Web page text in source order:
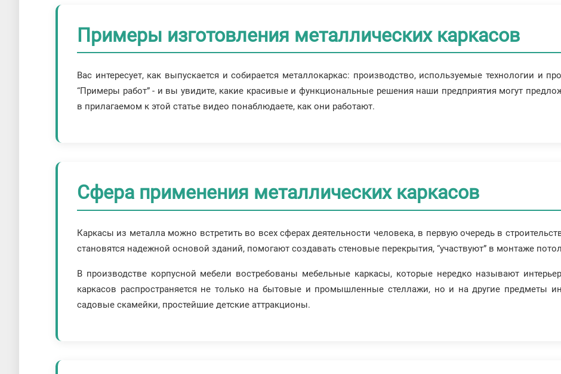
Примеры изготовления металлических каркасов
Вас интересует, как выпускается и собирается металлокаркас: производство, используемые технологии и
“Примеры работ” - и вы увидите, какие красивые и функциональные решения наши предприятия могут
в прилагаемом к этой статье видео понаблюдаете, как они работают.
Сфера применения металлических каркасов
Каркасы из металла можно встретить во всех сферах деятельности человека, в первую очередь в
становятся надежной основой зданий, помогают создавать стеновые перекрытия, “участвуют” в монтаже
В производстве корпусной мебели востребованы мебельные каркасы, которые нередко называют
каркасов распространяется не только на бытовые и промышленные стеллажи, но и на другие предметы
садовые скамейки, простейшие детские аттракционы.